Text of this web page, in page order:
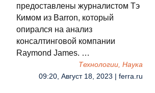
предоставлены журналистом Тэ
Кимом из Barron, который
опирался на анализ
консалтинговой компании
Raymond James. …
Технологии, Наука
09:20, Август 18, 2023 | ferra.ru